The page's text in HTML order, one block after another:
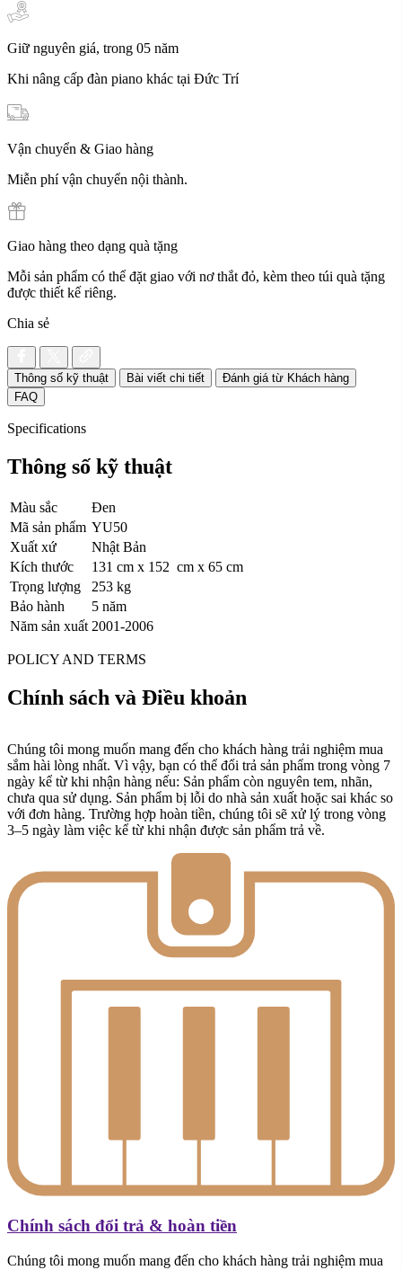
Giữ nguyên giá, trong 05 năm
Khi nâng cấp đàn piano khác tại Đức Trí
Vận chuyển & Giao hàng
Miễn phí vận chuyển nội thành.
Giao hàng theo dạng quà tặng
Mỗi sản phẩm có thể đặt giao với nơ thắt đỏ, kèm theo túi quà tặng
được thiết kế riêng.
Chia sẻ
Thông số kỹ thuật Bài viết chi tiết
Đánh giá từ Khách hàng
FAQ
Specifications
Thông số kỹ thuật
Màu sắc
Đen
Mã sản phẩm YU50
Xuất xứ
Nhật Bản
Kích thước
131 cm x 152 cm x 65 cm
Trọng lượng
253 kg
Bảo hành
5 năm
Năm sản xuất 2001-2006
POLICY AND TERMS
Chính sách và Điều khoản
Tất cả sản phẩm do Đức Trí Piano Boutique cung cấp đều được
kiểm định chất lượng kỹ lưỡng, có nguồn gốc xuất xứ rõ ràng, minh
bạch về thông tin. Cam kết hàng chính hãng 100%, đúng mô tả.
Đầy đủ hóa đơn, chứng từ hoặc giấy chứng nhận (nếu có). Chúng
tôi tin rằng chất lượng sản phẩm chính là nền tảng để xây dựng lòng
tin lâu dài với khách hàng.